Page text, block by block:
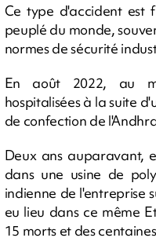
Ce type d'accident est
peuplé du monde,
normes de sécurité
En août 2022, au
hospitalisées à la suite
de confection de
Deux ans auparavant,
dans une usine de
indienne de l'entreprise
eu lieu dans ce même
15 morts et des